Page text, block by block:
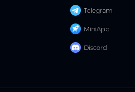
Telegram
MiniApp
Discord